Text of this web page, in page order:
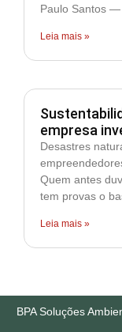
Paulo Santos —
Leia mais »
empresa
Desastres
Quem antes
tem provas o
Leia mais »
BPA Soluções